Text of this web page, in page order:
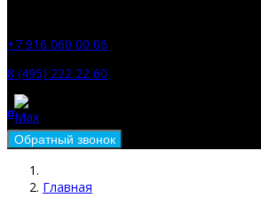
+7 916 060 00 06
8 (495) 222 22 60
a
Главная